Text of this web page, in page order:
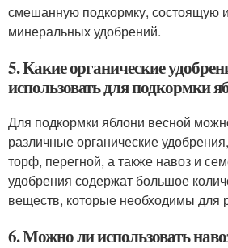
смешанную подкормку, состоящую
минеральных удобрений.
5. Какие органические
использовать для подкормки
Для подкормки яблони весной
различные органические
торф, перегной, а также навоз и
удобрения содержат большое
веществ, которые необходимы для
6. Можно ли использовать